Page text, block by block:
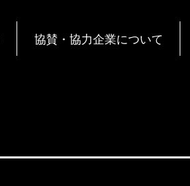
協賛・協力企業について